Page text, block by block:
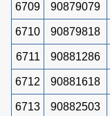
6709 90879079
6710 90879818
6711 90881286
6712 90881618
6713 90882503